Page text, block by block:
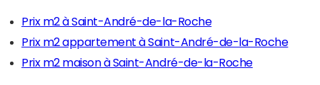
Prix m2 à Saint-André-de-la-Roche
Prix m2 appartement à Saint-André-de-la-Roche
Prix m2 maison à Saint-André-de-la-Roche